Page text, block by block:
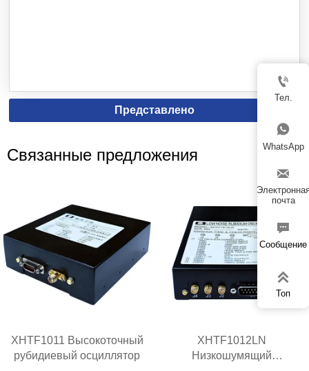
Представлено
Связанные предложения
XHTF1011 Высокоточный
рубидиевый осциллятор
XHTF1012LN
Низкошумящий

Тел.

WhatsApp

почта

Сообщение

Топ